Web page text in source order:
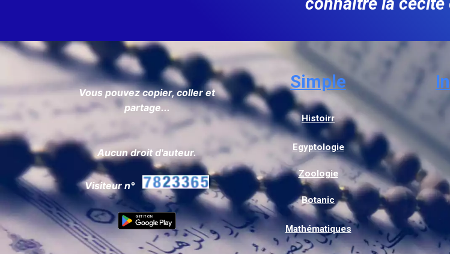
Vous pouvez copier, coller et
partage...
Aucun droit d'auteur.
Visiteur n°
Simple
Histoirr
Egyptologie
Zoologie
Botanic
Mathématiques